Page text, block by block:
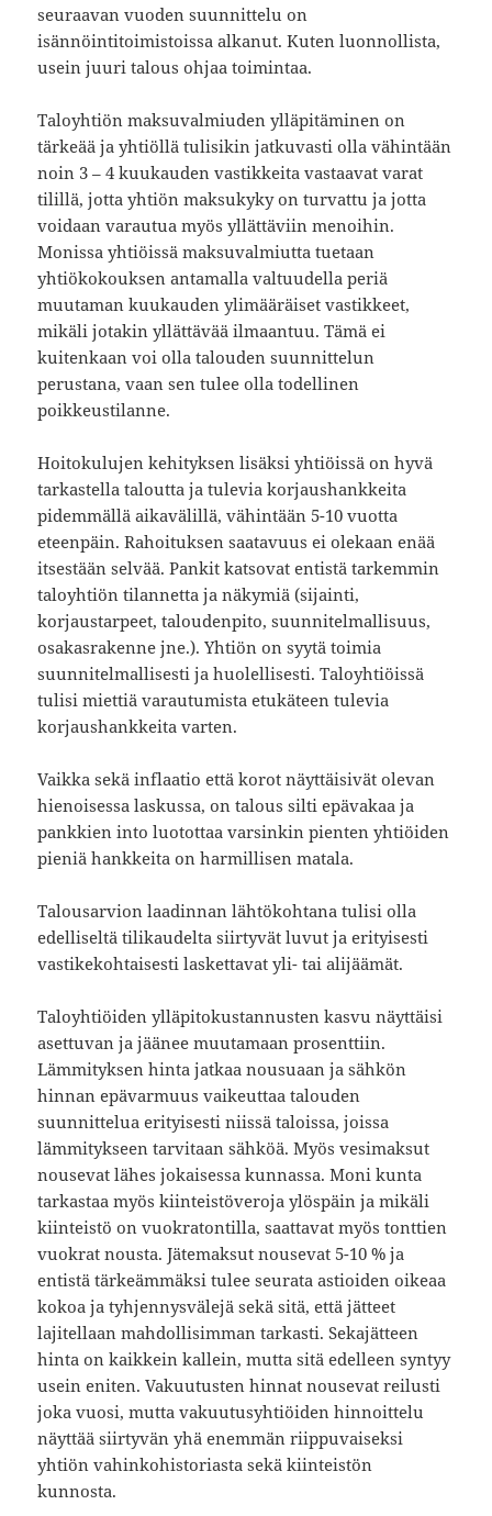
seuraavan vuoden suunnittelu on
isännöintitoimistoissa alkanut. Kuten luonnollista,
usein juuri talous ohjaa toimintaa.
Taloyhtiön maksuvalmiuden ylläpitäminen on
tärkeää ja yhtiöllä tulisikin jatkuvasti olla vähintään
noin 3 – 4 kuukauden vastikkeita vastaavat varat
tilillä, jotta yhtiön maksukyky on turvattu ja jotta
voidaan varautua myös yllättäviin menoihin.
Monissa yhtiöissä maksuvalmiutta tuetaan
yhtiökokouksen antamalla valtuudella periä
muutaman kuukauden ylimääräiset vastikkeet,
mikäli jotakin yllättävää ilmaantuu. Tämä ei
kuitenkaan voi olla talouden suunnittelun
perustana, vaan sen tulee olla todellinen
poikkeustilanne.
Hoitokulujen kehityksen lisäksi yhtiöissä on hyvä
tarkastella taloutta ja tulevia korjaushankkeita
pidemmällä aikavälillä, vähintään 5-10 vuotta
eteenpäin. Rahoituksen saatavuus ei olekaan enää
itsestään selvää. Pankit katsovat entistä tarkemmin
taloyhtiön tilannetta ja näkymiä (sijainti,
korjaustarpeet, taloudenpito, suunnitelmallisuus,
osakasrakenne jne.). Yhtiön on syytä toimia
suunnitelmallisesti ja huolellisesti. Taloyhtiöissä
tulisi miettiä varautumista etukäteen tulevia
korjaushankkeita varten.
Vaikka sekä inflaatio että korot näyttäisivät olevan
hienoisessa laskussa, on talous silti epävakaa ja
pankkien into luotottaa varsinkin pienten yhtiöiden
pieniä hankkeita on harmillisen matala.
Talousarvion laadinnan lähtökohtana tulisi olla
edelliseltä tilikaudelta siirtyvät luvut ja erityisesti
vastikekohtaisesti laskettavat yli- tai alijäämät.
Taloyhtiöiden ylläpitokustannusten kasvu näyttäisi
asettuvan ja jäänee muutamaan prosenttiin.
Lämmityksen hinta jatkaa nousuaan ja sähkön
hinnan epävarmuus vaikeuttaa talouden
suunnittelua erityisesti niissä taloissa, joissa
lämmitykseen tarvitaan sähköä. Myös vesimaksut
nousevat lähes jokaisessa kunnassa. Moni kunta
tarkastaa myös kiinteistöveroja ylöspäin ja mikäli
kiinteistö on vuokratontilla, saattavat myös tonttien
vuokrat nousta. Jätemaksut nousevat 5-10 % ja
entistä tärkeämmäksi tulee seurata astioiden oikeaa
kokoa ja tyhjennysvälejä sekä sitä, että jätteet
lajitellaan mahdollisimman tarkasti. Sekajätteen
hinta on kaikkein kallein, mutta sitä edelleen syntyy
usein eniten. Vakuutusten hinnat nousevat reilusti
joka vuosi, mutta vakuutusyhtiöiden hinnoittelu
näyttää siirtyvän yhä enemmän riippuvaiseksi
yhtiön vahinkohistoriasta sekä kiinteistön
kunnosta.